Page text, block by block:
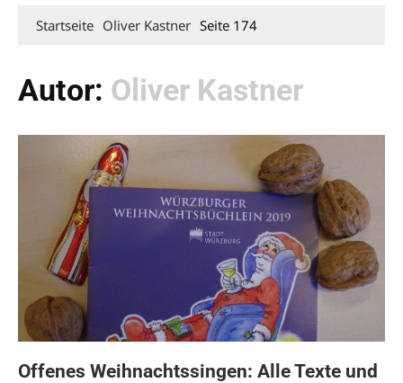
Startseite Oliver Kastner Seite 174
Autor: Oliver Kastner
Offenes Weihnachtssingen: Alle Texte und